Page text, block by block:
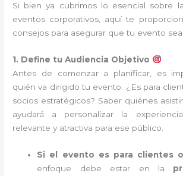
Si bien ya cubrimos lo esencial sobre
eventos corporativos, aquí te
consejos para asegurar que tu evento
1. Define tu Audiencia Objetivo
Antes de comenzar a planificar, es
quién va dirigido tu evento. ¿Es para
socios estratégicos? Saber quiénes
ayudará a personalizar la
relevante y atractiva para ese público.
Si el evento es para clientes
enfoque debe estar en la